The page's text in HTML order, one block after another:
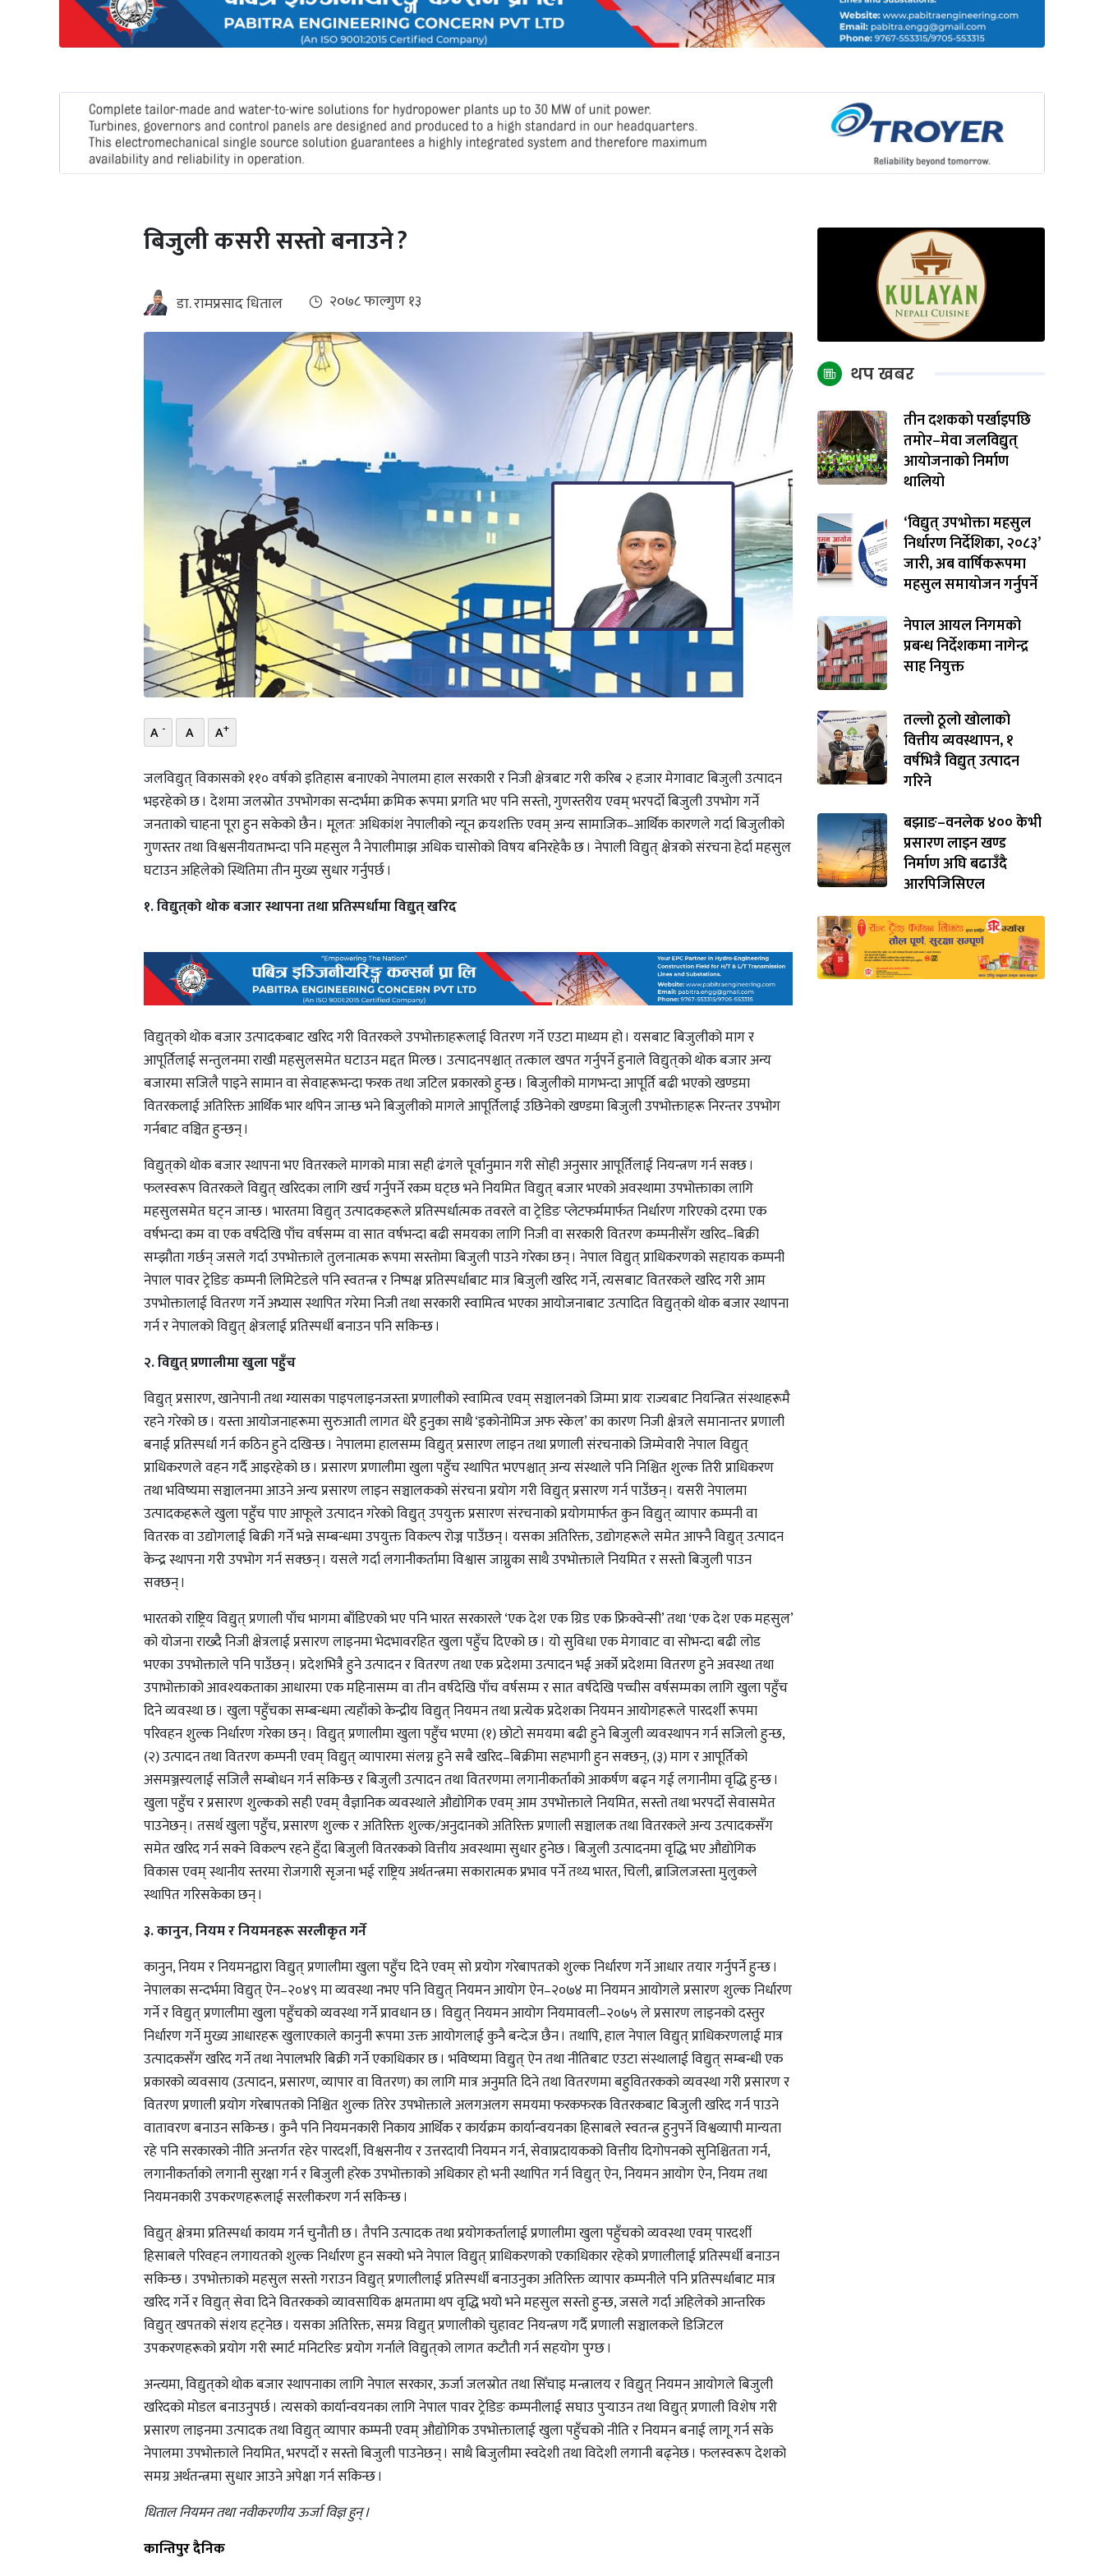
जलवायु
बिजुली कसरी सस्तो बनाउने ?
डा. रामप्रसाद धिताल २०७८ फाल्गुण १३
A - A A+
जलविद्युत् विकासको ११० वर्षको इतिहास बनाएको नेपालमा हाल सरकारी र निजी क्षेत्रबाट गरी करिब २ हजार मेगावाट बिजुली उत्पादन
भइरहेको छ । देशमा जलस्रोत उपभोगका सन्दर्भमा क्रमिक रूपमा प्रगति भए पनि सस्तो, गुणस्तरीय एवम् भरपर्दो बिजुली उपभोग गर्ने
जनताको चाहना पूरा हुन सकेको छैन । मूलतः अधिकांश नेपालीको न्यून क्रयशक्ति एवम् अन्य सामाजिक–आर्थिक कारणले गर्दा बिजुलीको
गुणस्तर तथा विश्वसनीयताभन्दा पनि महसुल नै नेपालीमाझ अधिक चासोको विषय बनिरहेकै छ । नेपाली विद्युत् क्षेत्रको संरचना हेर्दा महसुल
घटाउन अहिलेको स्थितिमा तीन मुख्य सुधार गर्नुपर्छ ।
१. विद्युत्‌को थोक बजार स्थापना तथा प्रतिस्पर्धामा विद्युत् खरिद
विद्युत्‌को थोक बजार उत्पादकबाट खरिद गरी वितरकले उपभोक्ताहरूलाई वितरण गर्ने एउटा माध्यम हो । यसबाट बिजुलीको माग र
आपूर्तिलाई सन्तुलनमा राखी महसुलसमेत घटाउन मद्दत मिल्छ । उत्पादनपश्चात् तत्काल खपत गर्नुपर्ने हुनाले विद्युत्‌को थोक बजार अन्य
बजारमा सजिलै पाइने सामान वा सेवाहरूभन्दा फरक तथा जटिल प्रकारको हुन्छ । बिजुलीको मागभन्दा आपूर्ति बढी भएको खण्डमा
वितरकलाई अतिरिक्त आर्थिक भार थपिन जान्छ भने बिजुलीको मागले आपूर्तिलाई उछिनेको खण्डमा बिजुली उपभोक्ताहरू निरन्तर उपभोग
गर्नबाट वञ्चित हुन्छन् ।
विद्युत्‌को थोक बजार स्थापना भए वितरकले मागको मात्रा सही ढंगले पूर्वानुमान गरी सोही अनुसार आपूर्तिलाई नियन्त्रण गर्न सक्छ ।
फलस्वरूप वितरकले विद्युत् खरिदका लागि खर्च गर्नुपर्ने रकम घट्छ भने नियमित विद्युत् बजार भएको अवस्थामा उपभोक्ताका लागि
महसुलसमेत घट्न जान्छ । भारतमा विद्युत् उत्पादकहरूले प्रतिस्पर्धात्मक तवरले वा ट्रेडिङ प्लेटफर्ममार्फत निर्धारण गरिएको दरमा एक
वर्षभन्दा कम वा एक वर्षदेखि पाँच वर्षसम्म वा सात वर्षभन्दा बढी समयका लागि निजी वा सरकारी वितरण कम्पनीसँग खरिद–बिक्री
सम्झौता गर्छन् जसले गर्दा उपभोक्ताले तुलनात्मक रूपमा सस्तोमा बिजुली पाउने गरेका छन् । नेपाल विद्युत् प्राधिकरणको सहायक कम्पनी
नेपाल पावर ट्रेडिङ कम्पनी लिमिटेडले पनि स्वतन्त्र र निष्पक्ष प्रतिस्पर्धाबाट मात्र बिजुली खरिद गर्ने, त्यसबाट वितरकले खरिद गरी आम
उपभोक्तालाई वितरण गर्ने अभ्यास स्थापित गरेमा निजी तथा सरकारी स्वामित्व भएका आयोजनाबाट उत्पादित विद्युत्‌को थोक बजार स्थापना
गर्न र नेपालको विद्युत् क्षेत्रलाई प्रतिस्पर्धी बनाउन पनि सकिन्छ ।
२. विद्युत् प्रणालीमा खुला पहुँच
विद्युत् प्रसारण, खानेपानी तथा ग्यासका पाइपलाइनजस्ता प्रणालीको स्वामित्व एवम् सञ्चालनको जिम्मा प्रायः राज्यबाट नियन्त्रित संस्थाहरूमै
रहने गरेको छ । यस्ता आयोजनाहरूमा सुरुआती लागत धेरै हुनुका साथै ‘इकोनोमिज अफ स्केल’ का कारण निजी क्षेत्रले समानान्तर प्रणाली
बनाई प्रतिस्पर्धा गर्न कठिन हुने दखिन्छ । नेपालमा हालसम्म विद्युत् प्रसारण लाइन तथा प्रणाली संरचनाको जिम्मेवारी नेपाल विद्युत्
प्राधिकरणले वहन गर्दै आइरहेको छ । प्रसारण प्रणालीमा खुला पहुँच स्थापित भएपश्चात् अन्य संस्थाले पनि निश्चित शुल्क तिरी प्राधिकरण
तथा भविष्यमा सञ्चालनमा आउने अन्य प्रसारण लाइन सञ्चालकको संरचना प्रयोग गरी विद्युत् प्रसारण गर्न पाउँछन् । यसरी नेपालमा
उत्पादकहरूले खुला पहुँच पाए आफूले उत्पादन गरेको विद्युत् उपयुक्त प्रसारण संरचनाको प्रयोगमार्फत कुन विद्युत् व्यापार कम्पनी वा
वितरक वा उद्योगलाई बिक्री गर्ने भन्ने सम्बन्धमा उपयुक्त विकल्प रोज्न पाउँछन् । यसका अतिरिक्त, उद्योगहरूले समेत आफ्नै विद्युत् उत्पादन
केन्द्र स्थापना गरी उपभोग गर्न सक्छन् । यसले गर्दा लगानीकर्तामा विश्वास जाग्नुका साथै उपभोक्ताले नियमित र सस्तो बिजुली पाउन
सक्छन् ।
भारतको राष्ट्रिय विद्युत् प्रणाली पाँच भागमा बाँडिएको भए पनि भारत सरकारले ‘एक देश एक ग्रिड एक फ्रिक्वेन्सी’ तथा ‘एक देश एक महसुल’
को योजना राख्दै निजी क्षेत्रलाई प्रसारण लाइनमा भेदभावरहित खुला पहुँच दिएको छ । यो सुविधा एक मेगावाट वा सोभन्दा बढी लोड
भएका उपभोक्ताले पनि पाउँछन् । प्रदेशभित्रै हुने उत्पादन र वितरण तथा एक प्रदेशमा उत्पादन भई अर्को प्रदेशमा वितरण हुने अवस्था तथा
उपाभोक्ताको आवश्यकताका आधारमा एक महिनासम्म वा तीन वर्षदेखि पाँच वर्षसम्म र सात वर्षदेखि पच्चीस वर्षसम्मका लागि खुला पहुँच
दिने व्यवस्था छ । खुला पहुँचका सम्बन्धमा त्यहाँको केन्द्रीय विद्युत् नियमन तथा प्रत्येक प्रदेशका नियमन आयोगहरूले पारदर्शी रूपमा
परिवहन शुल्क निर्धारण गरेका छन् । विद्युत् प्रणालीमा खुला पहुँच भएमा (१) छोटो समयमा बढी हुने बिजुली व्यवस्थापन गर्न सजिलो हुन्छ,
(२) उत्पादन तथा वितरण कम्पनी एवम् विद्युत् व्यापारमा संलग्न हुने सबै खरिद–बिक्रीमा सहभागी हुन सक्छन्, (३) माग र आपूर्तिको
असमञ्जस्यलाई सजिलै सम्बोधन गर्न सकिन्छ र बिजुली उत्पादन तथा वितरणमा लगानीकर्ताको आकर्षण बढ्न गई लगानीमा वृद्धि हुन्छ ।
खुला पहुँच र प्रसारण शुल्कको सही एवम् वैज्ञानिक व्यवस्थाले औद्योगिक एवम् आम उपभोक्ताले नियमित, सस्तो तथा भरपर्दो सेवासमेत
पाउनेछन् । तसर्थ खुला पहुँच, प्रसारण शुल्क र अतिरिक्त शुल्क/अनुदानको अतिरिक्त प्रणाली सञ्चालक तथा वितरकले अन्य उत्पादकसँग
समेत खरिद गर्न सक्ने विकल्प रहने हुँदा बिजुली वितरकको वित्तीय अवस्थामा सुधार हुनेछ । बिजुली उत्पादनमा वृद्धि भए औद्योगिक
विकास एवम् स्थानीय स्तरमा रोजगारी सृजना भई राष्ट्रिय अर्थतन्त्रमा सकारात्मक प्रभाव पर्ने तथ्य भारत, चिली, ब्राजिलजस्ता मुलुकले
स्थापित गरिसकेका छन् ।
३. कानुन, नियम र नियमनहरू सरलीकृत गर्ने
कानुन, नियम र नियमनद्वारा विद्युत् प्रणालीमा खुला पहुँच दिने एवम् सो प्रयोग गरेबापतको शुल्क निर्धारण गर्ने आधार तयार गर्नुपर्ने हुन्छ ।
नेपालका सन्दर्भमा विद्युत् ऐन–२०४९ मा व्यवस्था नभए पनि विद्युत् नियमन आयोग ऐन–२०७४ मा नियमन आयोगले प्रसारण शुल्क निर्धारण
गर्ने र विद्युत् प्रणालीमा खुला पहुँचको व्यवस्था गर्ने प्रावधान छ । विद्युत् नियमन आयोग नियमावली–२०७५ ले प्रसारण लाइनको दस्तुर
निर्धारण गर्ने मुख्य आधारहरू खुलाएकाले कानुनी रूपमा उक्त आयोगलाई कुनै बन्देज छैन । तथापि, हाल नेपाल विद्युत् प्राधिकरणलाई मात्र
उत्पादकसँग खरिद गर्ने तथा नेपालभरि बिक्री गर्ने एकाधिकार छ । भविष्यमा विद्युत् ऐन तथा नीतिबाट एउटा संस्थालाई विद्युत् सम्बन्धी एक
प्रकारको व्यवसाय (उत्पादन, प्रसारण, व्यापार वा वितरण) का लागि मात्र अनुमति दिने तथा वितरणमा बहुवितरकको व्यवस्था गरी प्रसारण र
वितरण प्रणाली प्रयोग गरेबापतको निश्चित शुल्क तिरेर उपभोक्ताले अलगअलग समयमा फरकफरक वितरकबाट बिजुली खरिद गर्न पाउने
वातावरण बनाउन सकिन्छ । कुनै पनि नियमनकारी निकाय आर्थिक र कार्यक्रम कार्यान्वयनका हिसाबले स्वतन्त्र हुनुपर्ने विश्वव्यापी मान्यता
रहे पनि सरकारको नीति अन्तर्गत रहेर पारदर्शी, विश्वसनीय र उत्तरदायी नियमन गर्न, सेवाप्रदायकको वित्तीय दिगोपनको सुनिश्चितता गर्न,
लगानीकर्ताको लगानी सुरक्षा गर्न र बिजुली हरेक उपभोक्ताको अधिकार हो भनी स्थापित गर्न विद्युत् ऐन, नियमन आयोग ऐन, नियम तथा
नियमनकारी उपकरणहरूलाई सरलीकरण गर्न सकिन्छ ।
विद्युत् क्षेत्रमा प्रतिस्पर्धा कायम गर्न चुनौती छ । तैपनि उत्पादक तथा प्रयोगकर्तालाई प्रणालीमा खुला पहुँचको व्यवस्था एवम् पारदर्शी
हिसाबले परिवहन लगायतको शुल्क निर्धारण हुन सक्यो भने नेपाल विद्युत् प्राधिकरणको एकाधिकार रहेको प्रणालीलाई प्रतिस्पर्धी बनाउन
सकिन्छ । उपभोक्ताको महसुल सस्तो गराउन विद्युत् प्रणालीलाई प्रतिस्पर्धी बनाउनुका अतिरिक्त व्यापार कम्पनीले पनि प्रतिस्पर्धाबाट मात्र
खरिद गर्ने र विद्युत् सेवा दिने वितरकको व्यावसायिक क्षमतामा थप वृद्धि भयो भने महसुल सस्तो हुन्छ, जसले गर्दा अहिलेको आन्तरिक
विद्युत् खपतको संशय हट्नेछ । यसका अतिरिक्त, समग्र विद्युत् प्रणालीको चुहावट नियन्त्रण गर्दै प्रणाली सञ्चालकले डिजिटल
उपकरणहरूको प्रयोग गरी स्मार्ट मनिटरिङ प्रयोग गर्नाले विद्युत्‌को लागत कटौती गर्न सहयोग पुग्छ ।
अन्त्यमा, विद्युत्‌को थोक बजार स्थापनाका लागि नेपाल सरकार, ऊर्जा जलस्रोत तथा सिँचाइ मन्त्रालय र विद्युत् नियमन आयोगले बिजुली
खरिदको मोडल बनाउनुपर्छ । त्यसको कार्यान्वयनका लागि नेपाल पावर ट्रेडिङ कम्पनीलाई सघाउ पुर्‍याउन तथा विद्युत् प्रणाली विशेष गरी
प्रसारण लाइनमा उत्पादक तथा विद्युत् व्यापार कम्पनी एवम् औद्योगिक उपभोक्तालाई खुला पहुँचको नीति र नियमन बनाई लागू गर्न सके
नेपालमा उपभोक्ताले नियमित, भरपर्दो र सस्तो बिजुली पाउनेछन् । साथै बिजुलीमा स्वदेशी तथा विदेशी लगानी बढ्नेछ । फलस्वरूप देशको
समग्र अर्थतन्त्रमा सुधार आउने अपेक्षा गर्न सकिन्छ ।
धिताल नियमन तथा नवीकरणीय ऊर्जा विज्ञ हुन् ।
कान्तिपुर दैनिक
थप खबर
तीन दशकको पर्खाइपछि
तमोर–मेवा जलविद्युत्
आयोजनाको निर्माण
थालियो
‘विद्युत् उपभोक्ता महसुल
निर्धारण निर्देशिका, २०८३’
जारी, अब वार्षिकरूपमा
महसुल समायोजन गर्नुपर्ने
नेपाल आयल निगमको
प्रबन्ध निर्देशकमा नागेन्द्र
साह नियुक्त
तल्लाे ठूलाे खाेलाको
वित्तीय व्यवस्थापन, १
वर्षभित्रै विद्युत् उत्पादन
गरिने
बझाङ–वनलेक ४०० केभी
प्रसारण लाइन खण्ड
निर्माण अघि बढाउँदै
आरपिजिसिएल